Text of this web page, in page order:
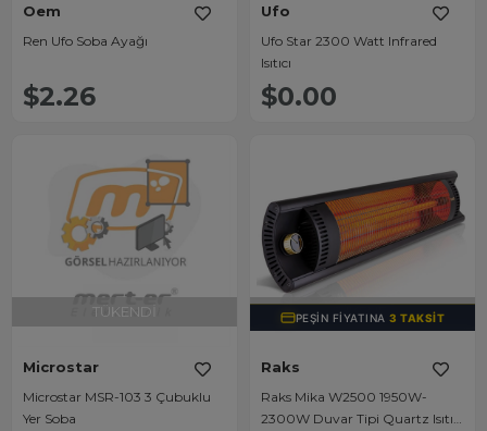
Oem
Ren Ufo Soba Ayağı
$2.26
Ufo
Ufo Star 2300 Watt Infrared
Isıtıcı
$0.00
TÜKENDI
Microstar
Microstar MSR-103 3 Çubuklu
Yer Soba
TÜKENDI
PEŞIN FIYATINA3 TAKSIT
Raks
Raks Mika W2500 1950W-
2300W Duvar Tipi Quartz Isıtıcı